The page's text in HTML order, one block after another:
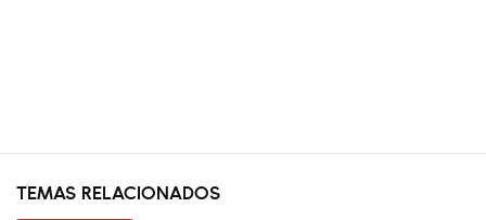
TEMAS RELACIONADOS